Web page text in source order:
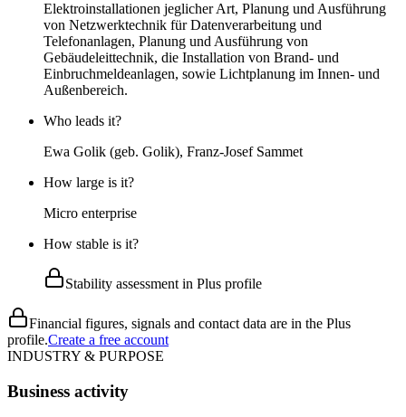
Elektroinstallationen jeglicher Art, Planung und Ausführung
von Netzwerktechnik für Datenverarbeitung und
Telefonanlagen, Planung und Ausführung von
Gebäudeleittechnik, die Installation von Brand- und
Einbruchmeldeanlagen, sowie Lichtplanung im Innen- und
Außenbereich.
Who leads it?
Ewa Golik (geb. Golik), Franz-Josef Sammet
How large is it?
Micro enterprise
How stable is it?
Stability assessment in Plus profile
Financial figures, signals and contact data are in the Plus
profile.Create a free account
INDUSTRY & PURPOSE
Business activity